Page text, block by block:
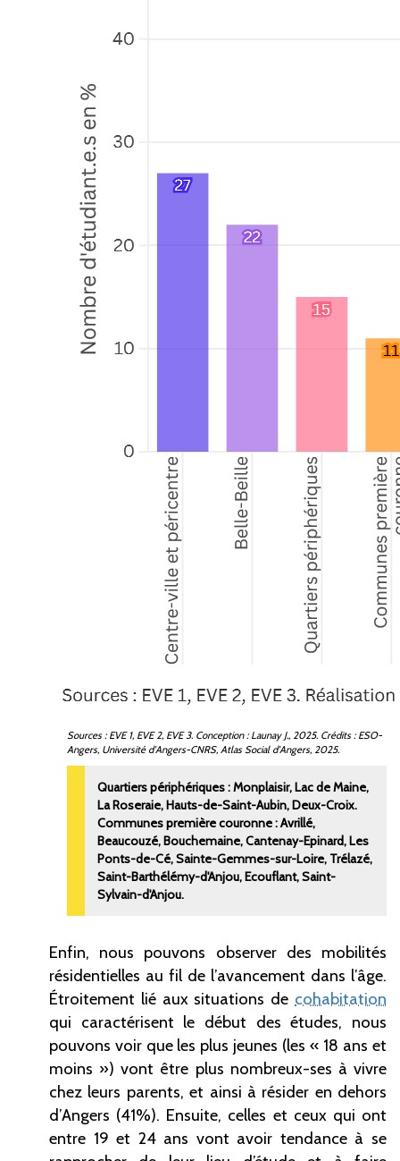
Sources : EVE 1, EVE 2, EVE 3. Conception : Launay J., 2025. Crédits : ESO-
Angers, Université d'Angers-CNRS, Atlas Social d'Angers, 2025.
Quartiers périphériques: Monplaisir, Lac de Maine,
La Roseraie, Hauts-de-Saint-Aubin, Deux-Croix.
Communes première couronne: Avrillé,
Beaucouzé, Bouchemaine, Cantenay-Epinard, Les
Ponts-de-Cé, Sainte-Gemmes-sur-Loire, Trélazé,
Saint-Barthélémy-d'Anjou, Ecouflant, Saint-
Sylvain-d'Anjou.
Enfin, nous pouvons observer des mobilités
résidentielles au fil de l’avancement dans l’âge.
Étroitement lié aux situations de cohabitation
qui caractérisent le début des études, nous
pouvons voir que les plus jeunes (les « 18 ans et
moins ») vont être plus nombreux-ses à vivre
chez leurs parents, et ainsi à résider en dehors
d’Angers (41%). Ensuite, celles et ceux qui ont
entre 19 et 24 ans vont avoir tendance à se